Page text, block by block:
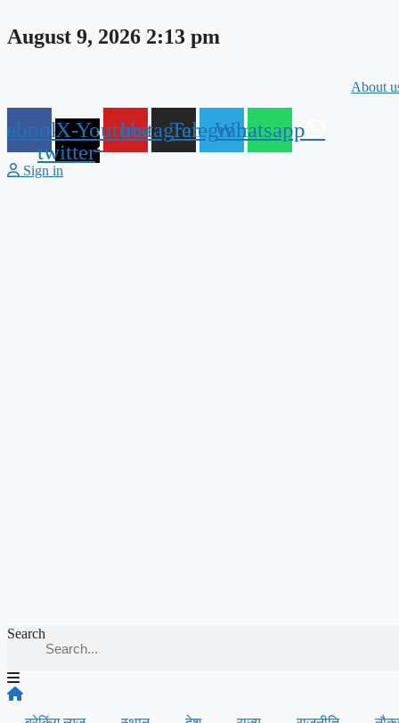
to
content
August 9, 2026 2:13 pm
About
X-
twitter
YoutubeInstagramTelegramWhatsapp
Sign in
Search